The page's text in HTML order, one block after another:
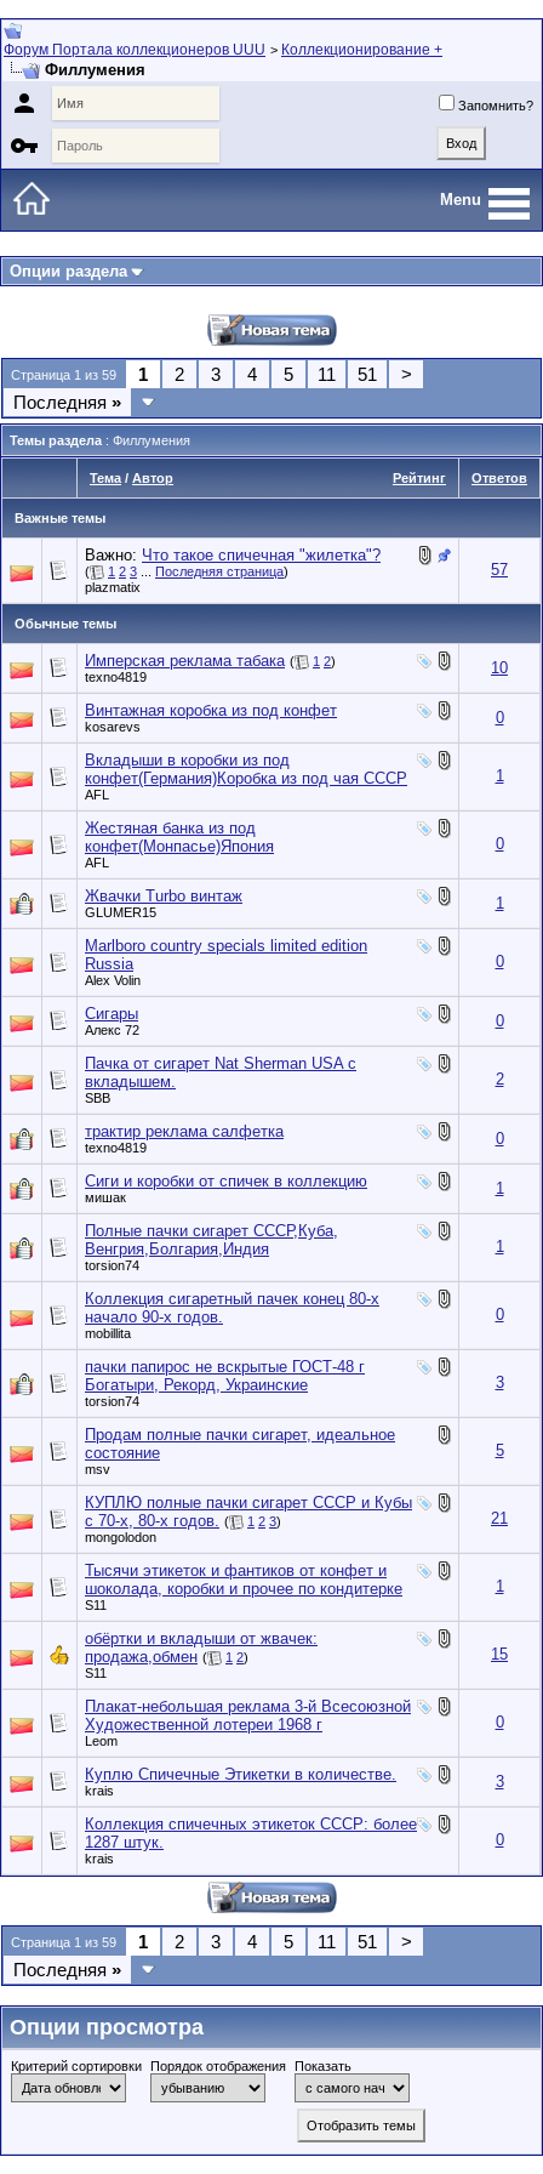
Форум Портала коллекционеров UUU > Коллекционирование +
Филлумения
 Запомнить?

Menu
Опции раздела
Страница 1 из 59 1 2 3 4 5 11 51
>
Последняя »
Темы раздела : Филлумения
Рейтинг
Тема / Автор Ответов
Важные темы
Важно: Что такое спичечная "жилетка"?
( 1 2 3 Последняя страница)
plazmatix
57
Обычные темы
Имперская реклама табака ( 1 2)
texno4819
10
Винтажная коробка из под конфет
kosarevs 0
Вкладыши в коробки из под
конфет(Германия)Коробка из под чая СССР
AFL
1
Жестяная банка из под
конфет(Монпасье)Япония
AFL
0
Жвачки Turbo винтаж
GLUMER15 1
Marlboro country specials limited edition
Russia
Alex Volin
0
Сигары
Алекс 72 0
Пачка от сигарет Nat Sherman USA c
вкладышем.
SBB
2
трактир реклама салфетка
texno4819 0
Сиги и коробки от спичек в коллекцию
мишак 1
Полные пачки сигарет СССР,Куба,
Венгрия,Болгария,Индия
torsion74
1
Коллекция сигаретный пачек конец 80-х
начало 90-х годов.
mobillita
0
пачки папирос не вскрытые ГОСТ-48 г
Богатыри, Рекорд, Украинские
torsion74
3
Продам полные пачки сигарет, идеальное
состояние
msv
5
КУПЛЮ полные пачки сигарет СССР и Кубы
с 70-х, 80-х годов. ( 1 2 3)
mongolodon
21
Тысячи этикеток и фантиков от конфет и
шоколада, коробки и прочее по кондитерке
S11
1
обёртки и вкладыши от жвачек:
продажа,обмен ( 1 2)
S11
15
Плакат-небольшая реклама 3-й Всесоюзной
Художественной лотереи 1968 г
Leom
0
Куплю Спичечные Этикетки в количестве.
krais 3
Коллекция спичечных этикеток СССР: более
1287 штук.
krais
0
Страница 1 из 59 1 2 3 4 5 11 51
>
Последняя »
Опции просмотра
Критерий сортировки Порядок отображения Показать